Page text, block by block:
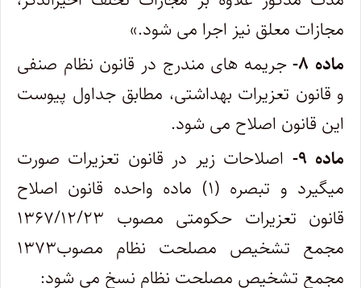
مجازات معلق نیز اجرا می شود.»
ماده ۸-
جریمه های مندرج در قانون نظام صنفی
و قانون تعزیرات بهداشتی، مطابق جداول پیوست
این قانون اصلاح می شود.
ماده ۹-
اصلاحات زیر در قانون تعزیرات صورت
میگیرد و تبصره (۱) ماده واحده قانون اصلاح
قانون تعزیرات حکومتی مصوب ۱۳۶۷/۱۲/۲۳
مجمع تشخیص مصلحت نظام مصوب۱۳۷۳
مجمع تشخیص مصلحت نظام نسخ می شود: